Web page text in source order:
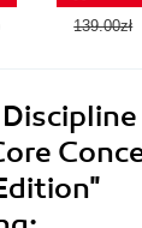
139.00zł